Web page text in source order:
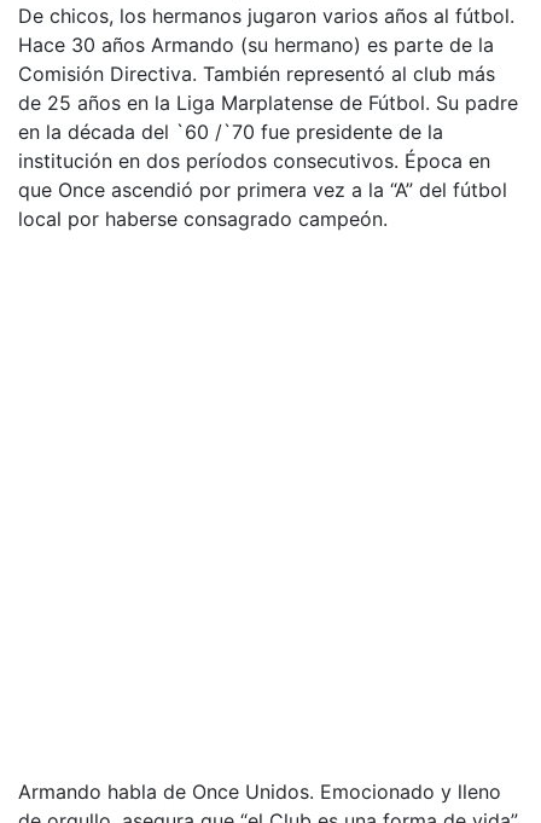
De chicos, los hermanos jugaron varios años al fútbol.
Hace 30 años Armando (su hermano) es parte de la
Comisión Directiva. También representó al club más
de 25 años en la Liga Marplatense de Fútbol. Su padre
en la década del `60 /`70 fue presidente de la
institución en dos períodos consecutivos. Época en
que Once ascendió por primera vez a la “A” del fútbol
local por haberse consagrado campeón.
Armando habla de Once Unidos. Emocionado y lleno